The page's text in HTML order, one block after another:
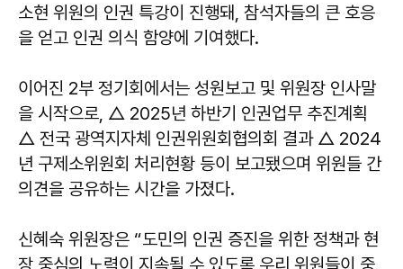
소현 위원의 인권 특강이 진행돼, 참석자들의 큰 호응
을 얻고 인권 의식 함양에 기여했다.
이어진 2부 정기회에서는 성원보고 및 위원장 인사말
을 시작으로, △ 2025년 하반기 인권업무 추진계획
△ 전국 광역지자체 인권위원회협의회 결과 △ 2024
년 구제소위원회 처리현황 등이 보고됐으며 위원들 간
의견을 공유하는 시간을 가졌다.
신혜숙 위원장은 “도민의 인권 증진을 위한 정책과 현